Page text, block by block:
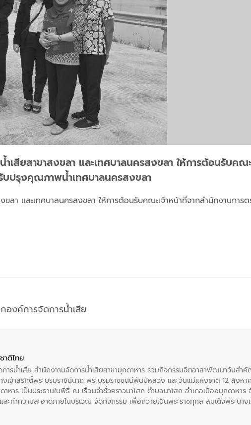
สียสาขาสงขลา และเทศบาลนครสงขลา ให้การต้อนรับคณ
บปรุงคุณภาพน้ำเทศบาลนครสงขลา
า และเทศบาลนครสงขลา ให้การต้อนรับคณะเจ้าหน้าที่จากสำนักงานการ
องค์การจัดการน้ำเสีย
ติไทย
รน้ำเสีย สำนักงาานจัดการน้ำเสียสาขามุกดาหาร ร่วมกิจกรรมจิตอาสาพัฒนาวันสํา
เจ้าสิริกิติ์พระบรมราชินีนาถ พระบรมราชชนนีพันปีหลวง และวันแม่แห่งชาติ 12 สิงหา
าร เป็นประธานในพิธี ณ เรือนจําชั่วคราวนาโสก ตําบลนาโสก อําเภอเมืองมุกดาหาร
ะทําความสะอาดภายในบริเวณ จัดกิจกรรม เพื่อถวายเป็นพระราชกุศล สมเด็จพระนาง
ลวง พร้อมถวายสัจปฏิญาณ ทำความดีด้วยหัวใจ